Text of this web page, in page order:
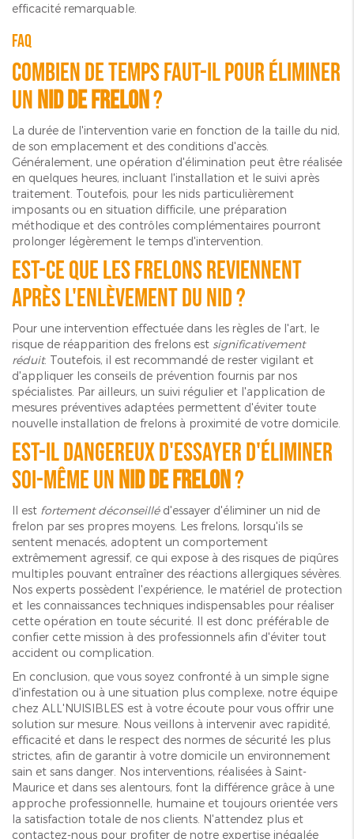
efficacité remarquable.
FAQ
Combien de temps faut-il pour éliminer
unnid de frelon?
La durée de l'intervention varie en fonction de la taille du nid,
de son emplacement et des conditions d'accès.
Généralement, une opération d'élimination peut être réalisée
en quelques heures, incluant l'installation et le suivi après
traitement. Toutefois, pour les nids particulièrement
imposants ou en situation difficile, une préparation
méthodique et des contrôles complémentaires pourront
prolonger légèrement le temps d'intervention.
Est-ce que les frelons reviennent
après l'enlèvement du nid ?
Pour une intervention effectuée dans les règles de l'art, le
risque de réapparition des frelons est significativement
réduit. Toutefois, il est recommandé de rester vigilant et
d'appliquer les conseils de prévention fournis par nos
spécialistes. Par ailleurs, un suivi régulier et l'application de
mesures préventives adaptées permettent d'éviter toute
nouvelle installation de frelons à proximité de votre domicile.
Est-il dangereux d'essayer d'éliminer
soi-même unnid de frelon?
Il est fortement déconseilléd'essayer d'éliminer un nid de
frelon par ses propres moyens. Les frelons, lorsqu'ils se
sentent menacés, adoptent un comportement
extrêmement agressif, ce qui expose à des risques de piqûres
multiples pouvant entraîner des réactions allergiques sévères.
Nos experts possèdent l'expérience, le matériel de protection
et les connaissances techniques indispensables pour réaliser
cette opération en toute sécurité. Il est donc préférable de
confier cette mission à des professionnels afin d'éviter tout
accident ou complication.
En conclusion, que vous soyez confronté à un simple signe
d'infestation ou à une situation plus complexe, notre équipe
chez ALL'NUISIBLES est à votre écoute pour vous offrir une
solution sur mesure. Nous veillons à intervenir avec rapidité,
efficacité et dans le respect des normes de sécurité les plus
strictes, afin de garantir à votre domicile un environnement
sain et sans danger. Nos interventions, réalisées à Saint-
Maurice et dans ses alentours, font la différence grâce à une
approche professionnelle, humaine et toujours orientée vers
la satisfaction totale de nos clients. N'attendez plus et
contactez-nous pour profiter de notre expertise inégalée